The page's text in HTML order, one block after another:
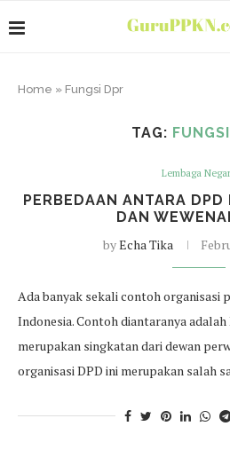
Home » Fungsi Dpr
TAG:
Lembaga
PERBEDAAN ANTARA
DAN
byEcha Tika
Ada banyak sekali contoh organisasi
Indonesia. Contoh diantaranya adalah
merupakan singkatan dari dewan
organisasi DPD ini merupakan salah